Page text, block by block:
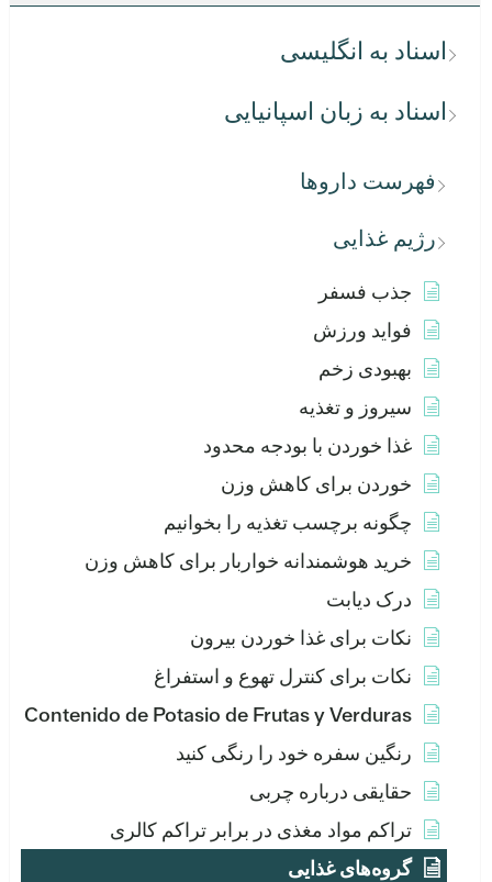
اسناد به انگلیسی
اسناد به زبان اسپانیایی
فهرست داروها
رژیم غذایی
جذب فسفر
فواید ورزش
بهبودی زخم
سیروز و تغذیه
غذا خوردن با بودجه محدود
خوردن برای کاهش وزن
چگونه برچسب تغذیه را بخوانیم
خرید هوشمندانه خواربار برای کاهش وزن
درک دیابت
نکات برای غذا خوردن بیرون
نکات برای کنترل تهوع و استفراغ
Contenido de Potasio de Frutas y Verduras
رنگین سفره خود را رنگی کنید
حقایقی درباره چربی
تراکم مواد مغذی در برابر تراکم کالری
گروه‌های غذایی